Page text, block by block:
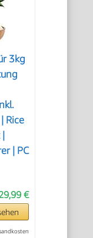
3kg
Rice
| PC
€